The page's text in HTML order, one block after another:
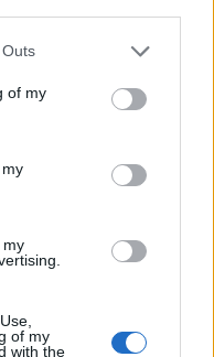
one or more Google
You may click to
its third-party tags to
in below Google
of my
my
of my
with the
1870:
του Wörth, ο
τους